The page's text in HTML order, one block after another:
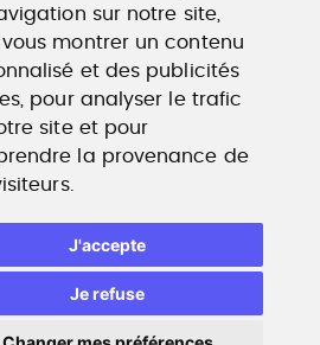
sur notre site,
montrer un contenu
et des publicités
pour analyser le trafic
site et pour
la provenance de
J'accepte
Je refuse
Formation
des formations aux métiers
de la culture.
formation.com
professionnel
coaching, techniques de
entretien conseil.
competences.com
culturel, une cvthèque de
unique de professionnels.
cabinet-recrutement